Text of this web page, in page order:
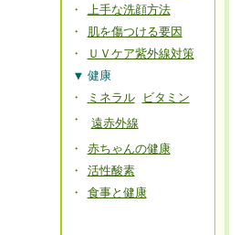
・
上手な洗顔方法
・
肌を傷つける要因
・
ＵＶケア紫外線対策
▼ 健康
・
ミネラル
ビタミン
・
遠赤外線
・
赤ちゃんの健康
・
活性酸素
・
食事と健康